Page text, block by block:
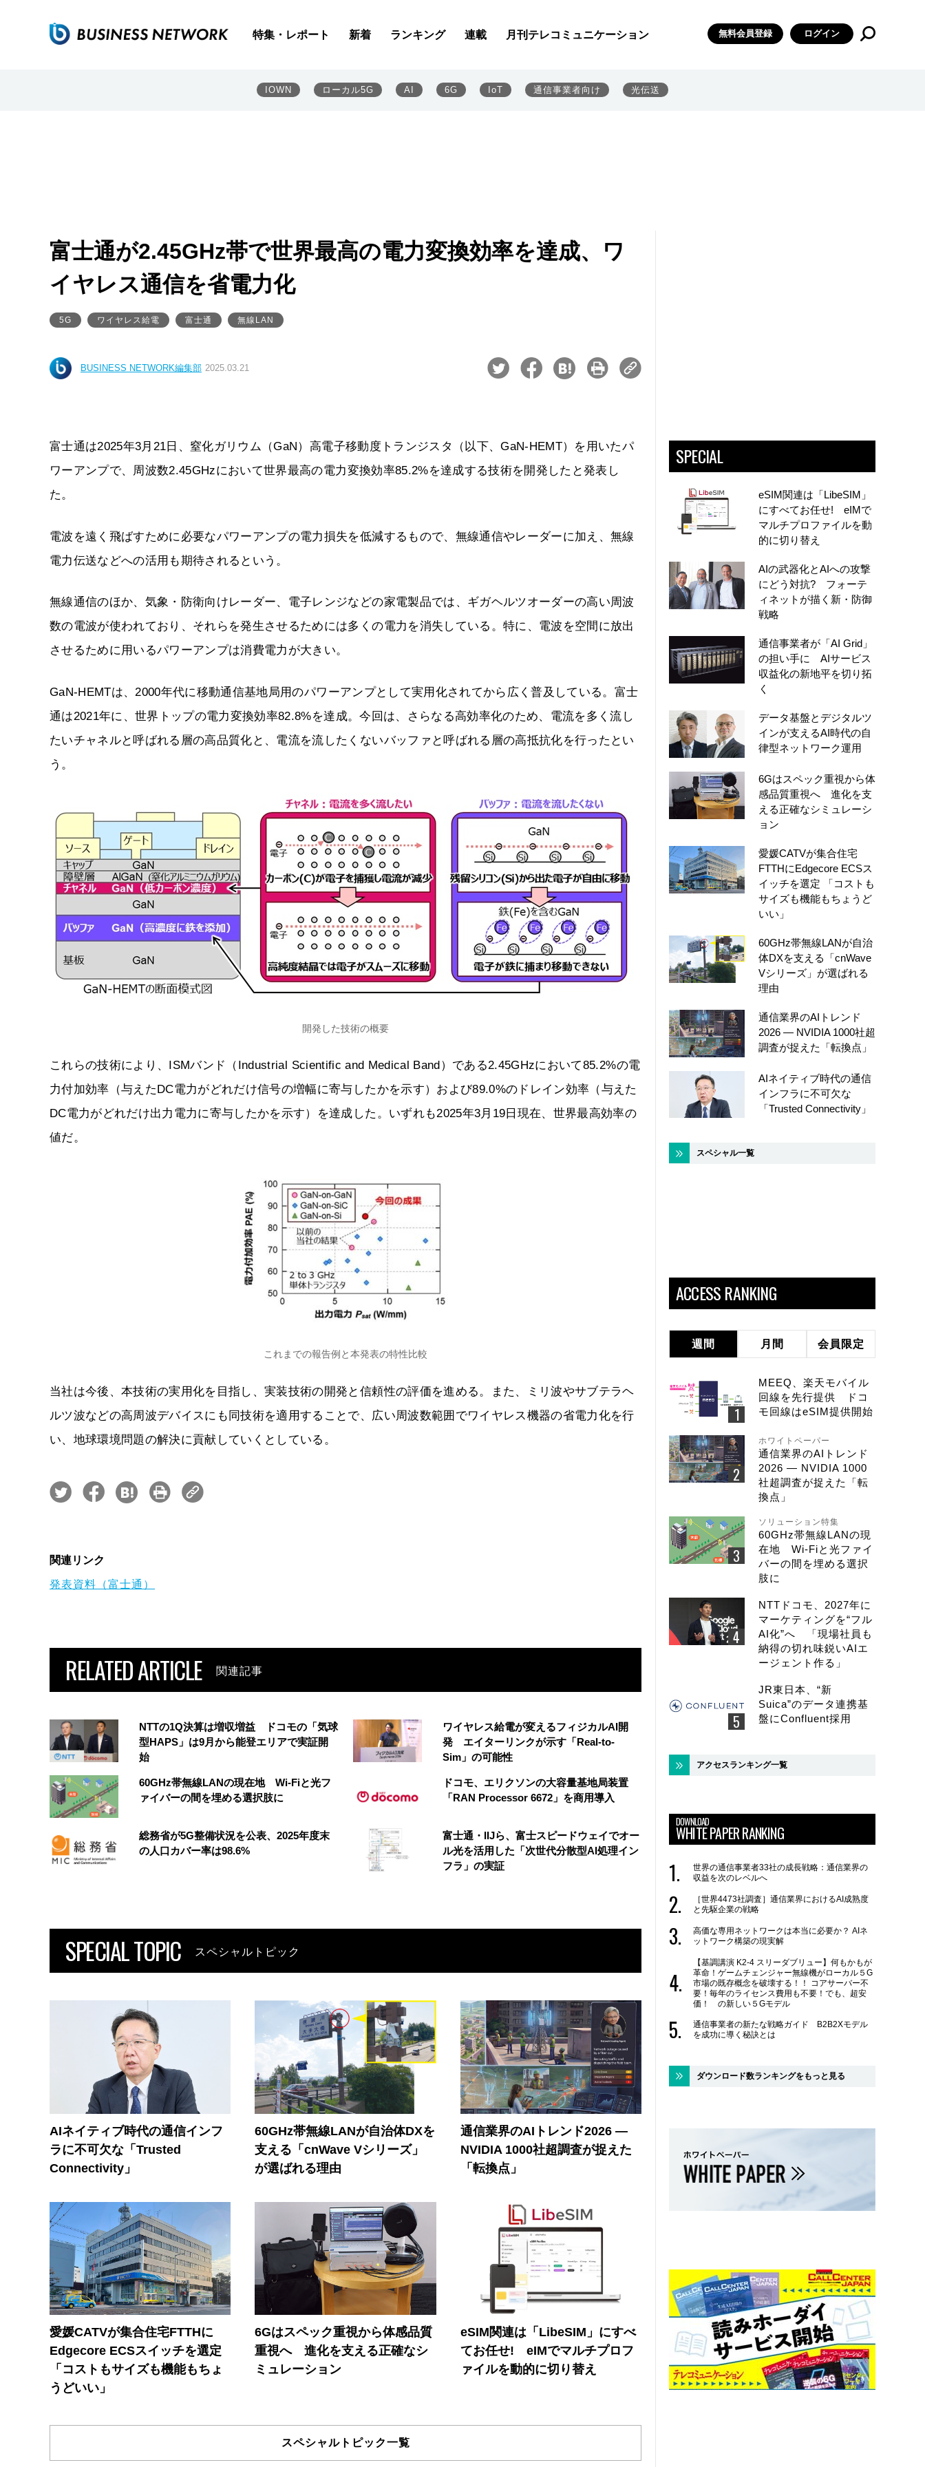
特集・レポート 新着 ランキング 連載 月刊テレコミュニケーション 無料会員登録 ログイン
IOWN ローカル5G AI 6G IoT 通信事業者向け 光伝送
富士通が2.45GHz帯で世界最高の電力変換効率を達成、ワ
イヤレス通信を省電力化
5G ワイヤレス給電 富士通 無線LAN
BUSINESS NETWORK編集部 2025.03.21
富士通は2025年3月21日、窒化ガリウム（GaN）高電子移動度トランジスタ（以下、GaN-HEMT）を用いたパ
ワーアンプで、周波数2.45GHzにおいて世界最高の電力変換効率85.2%を達成する技術を開発したと発表し
た。
電波を遠く飛ばすために必要なパワーアンプの電力損失を低減するもので、無線通信やレーダーに加え、無線
電力伝送などへの活用も期待されるという。
無線通信のほか、気象・防衛向けレーダー、電子レンジなどの家電製品では、ギガヘルツオーダーの高い周波
数の電波が使われており、それらを発生させるためには多くの電力を消失している。特に、電波を空間に放出
させるために用いるパワーアンプは消費電力が大きい。
GaN-HEMTは、2000年代に移動通信基地局用のパワーアンプとして実用化されてから広く普及している。富士
通は2021年に、世界トップの電力変換効率82.8%を達成。今回は、さらなる高効率化のため、電流を多く流し
たいチャネルと呼ばれる層の高品質化と、電流を流したくないバッファと呼ばれる層の高抵抗化を行ったとい
う。
開発した技術の概要
これらの技術により、ISMバンド（Industrial Scientific and Medical Band）である2.45GHzにおいて85.2%の電
力付加効率（与えたDC電力がどれだけ信号の増幅に寄与したかを示す）および89.0%のドレイン効率（与えた
DC電力がどれだけ出力電力に寄与したかを示す）を達成した。いずれも2025年3月19日現在、世界最高効率の
値だ。
これまでの報告例と本発表の特性比較
当社は今後、本技術の実用化を目指し、実装技術の開発と信頼性の評価を進める。また、ミリ波やサブテラヘ
ルツ波などの高周波デバイスにも同技術を適用することで、広い周波数範囲でワイヤレス機器の省電力化を行
い、地球環境問題の解決に貢献していくとしている。
関連リンク
発表資料（富士通）
RELATED ARTICLE 関連記事
NTTの1Q決算は増収増益 ドコモの「気球
型HAPS」は9月から能登エリアで実証開
始
ワイヤレス給電が変えるフィジカルAI開
発 エイターリンクが示す「Real-to-
Sim」の可能性
60GHz帯無線LANの現在地 Wi-Fiと光フ
ァイバーの間を埋める選択肢に
ドコモ、エリクソンの大容量基地局装置
「RAN Processor 6672」を商用導入
総務省が5G整備状況を公表、2025年度末
の人口カバー率は98.6%
富士通・IIJら、富士スピードウェイでオー
ル光を活用した「次世代分散型AI処理イン
フラ」の実証
SPECIAL TOPIC スペシャルトピック
AIネイティブ時代の通信インフ
ラに不可欠な「Trusted
Connectivity」
60GHz帯無線LANが自治体DXを
支える「cnWave Vシリーズ」
が選ばれる理由
通信業界のAIトレンド2026 ―
NVIDIA 1000社超調査が捉えた
「転換点」
愛媛CATVが集合住宅FTTHに
Edgecore ECSスイッチを選定
「コストもサイズも機能もちょ
うどいい」
6Gはスペック重視から体感品質
重視へ 進化を支える正確なシ
ミュレーション
eSIM関連は「LibeSIM」にすべ
てお任せ! eIMでマルチプロフ
ァイルを動的に切り替え
スペシャルトピック一覧
SPECIAL
eSIM関連は「LibeSIM」
にすべてお任せ! eIMで
マルチプロファイルを動
的に切り替え
AIの武器化とAIへの攻撃
にどう対抗? フォーテ
ィネットが描く新・防御
戦略
通信事業者が「AI Grid」
の担い手に AIサービス
収益化の新地平を切り拓
く
データ基盤とデジタルツ
インが支えるAI時代の自
律型ネットワーク運用
6Gはスペック重視から体
感品質重視へ 進化を支
える正確なシミュレーシ
ョン
愛媛CATVが集合住宅
FTTHにEdgecore ECSス
イッチを選定 「コストも
サイズも機能もちょうど
いい」
60GHz帯無線LANが自治
体DXを支える「cnWave
Vシリーズ」が選ばれる
理由
通信業界のAIトレンド
2026 ― NVIDIA 1000社超
調査が捉えた「転換点」
AIネイティブ時代の通信
インフラに不可欠な
「Trusted Connectivity」
スペシャル一覧
ACCESS RANKING
週間 月間 会員限定
MEEQ、楽天モバイル
回線を先行提供 ドコ
モ回線はeSIM提供開始
ホワイトペーパー
通信業界のAIトレンド
2026 ― NVIDIA 1000
社超調査が捉えた「転
換点」
ソリューション特集
60GHz帯無線LANの現
在地 Wi-Fiと光ファイ
バーの間を埋める選択
肢に
NTTドコモ、2027年に
マーケティングを“フル
AI化”へ 「現場社員も
納得の切れ味鋭いAIエ
ージェント作る」
JR東日本、“新
Suica”のデータ連携基
盤にConfluent採用
アクセスランキング一覧
DOWNLOAD
WHITE PAPER RANKING
世界の通信事業者33社の成長戦略：通信業界の
収益を次のレベルへ
［世界4473社調査］通信業界におけるAI成熟度
と先駆企業の戦略
高価な専用ネットワークは本当に必要か？ AIネ
ットワーク構築の現実解
【基調講演 K2-4 スリーダブリュー】何もかもが
革命！ゲームチェンジャー無線機がローカル５G
市場の既存概念を破壊する！！ コアサーバー不
要！毎年のライセンス費用も不要！でも、超安
価！ の新しい５Gモデル
通信事業者の新たな戦略ガイド B2B2Xモデル
を成功に導く秘訣とは
ダウンロード数ランキングをもっと見る